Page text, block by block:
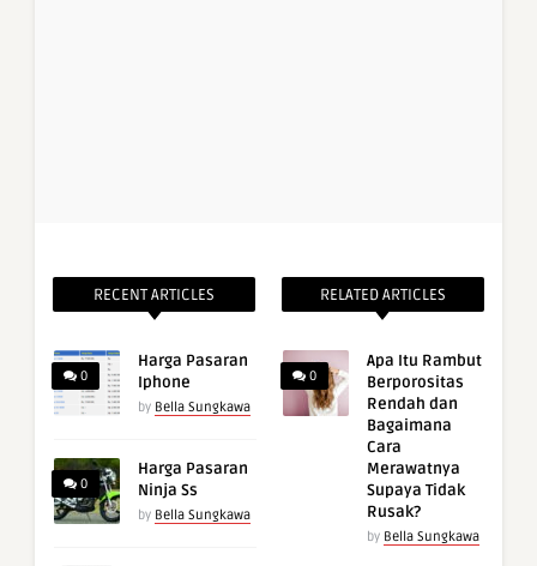
RECENT ARTICLES
0
Harga Pasaran
Iphone
by Bella Sungkawa
0
Harga Pasaran
Ninja Ss
by Bella Sungkawa
RELATED ARTICLES
0
Apa Itu Rambut
Berporositas
Rendah dan
Bagaimana
Cara
Merawatnya
Supaya Tidak
Rusak?
by Bella Sungkawa